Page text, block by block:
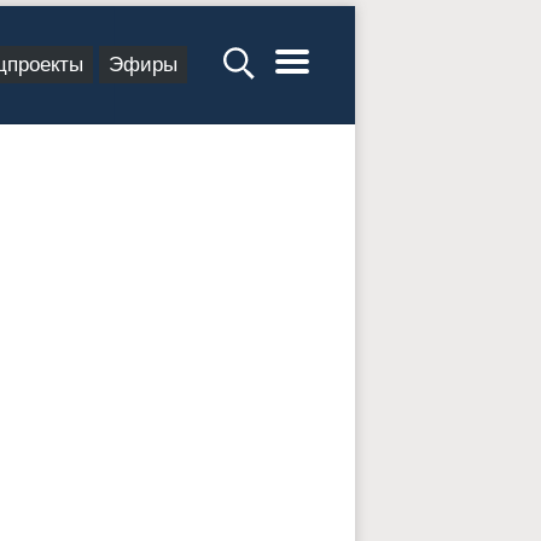
Эфиры